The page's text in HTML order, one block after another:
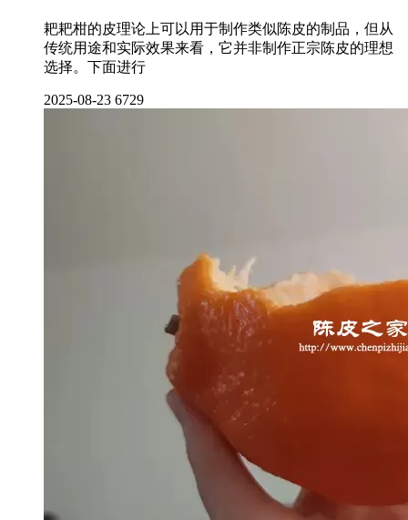
耙耙柑的皮理论上可以用于制作类似陈皮的制品，但从
传统用途和实际效果来看，它并非制作正宗陈皮的理想
选择。下面进行
2025-08-23 6729